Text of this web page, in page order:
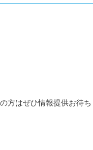
方はぜひ情報提供お待ち